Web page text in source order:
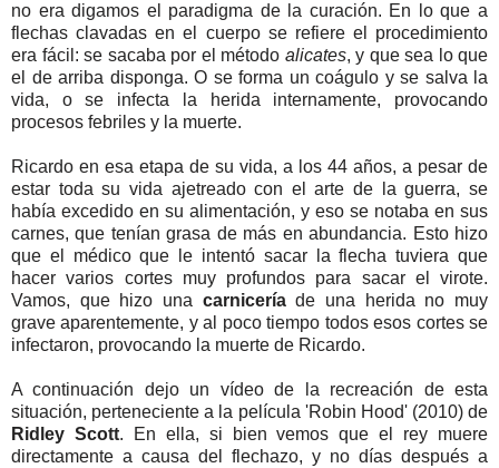
no era digamos el paradigma de la curación. En lo que a
flechas clavadas en el cuerpo se refiere el procedimiento
era fácil: se sacaba por el método alicates, y que sea lo que
el de arriba disponga. O se forma un coágulo y se salva la
vida, o se infecta la herida internamente, provocando
procesos febriles y la muerte.
Ricardo en esa etapa de su vida, a los 44 años, a pesar de
estar toda su vida ajetreado con el arte de la guerra, se
había excedido en su alimentación, y eso se notaba en sus
carnes, que tenían grasa de más en abundancia. Esto hizo
que el médico que le intentó sacar la flecha tuviera que
hacer varios cortes muy profundos para sacar el virote.
Vamos, que hizo una carniceríade una herida no muy
grave aparentemente, y al poco tiempo todos esos cortes se
infectaron, provocando la muerte de Ricardo.
A continuación dejo un vídeo de la recreación de esta
situación, perteneciente a la película 'Robin Hood' (2010) de
Ridley Scott. En ella, si bien vemos que el rey muere
directamente a causa del flechazo, y no días después a